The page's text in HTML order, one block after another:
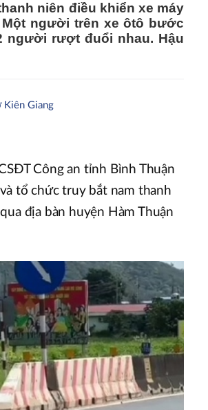
niên điều khiển xe máy
người trên xe ôtô bước
người rượt đuổi nhau. Hậu
Kiên Giang
Công an tỉnh Bình Thuận
tổ chức truy bắt nam thanh
địa bàn huyện Hàm Thuận